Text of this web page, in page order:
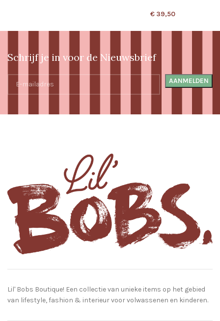
€39,50
Schrijf je in voor de Nieuwsbrief
Lil' Bobs Boutique! Een collectie van unieke items op het gebied
van lifestyle, fashion & interieur voor volwassenen en kinderen.